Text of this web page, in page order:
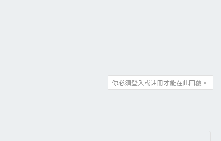
你必須登入或註冊才能在此回覆。